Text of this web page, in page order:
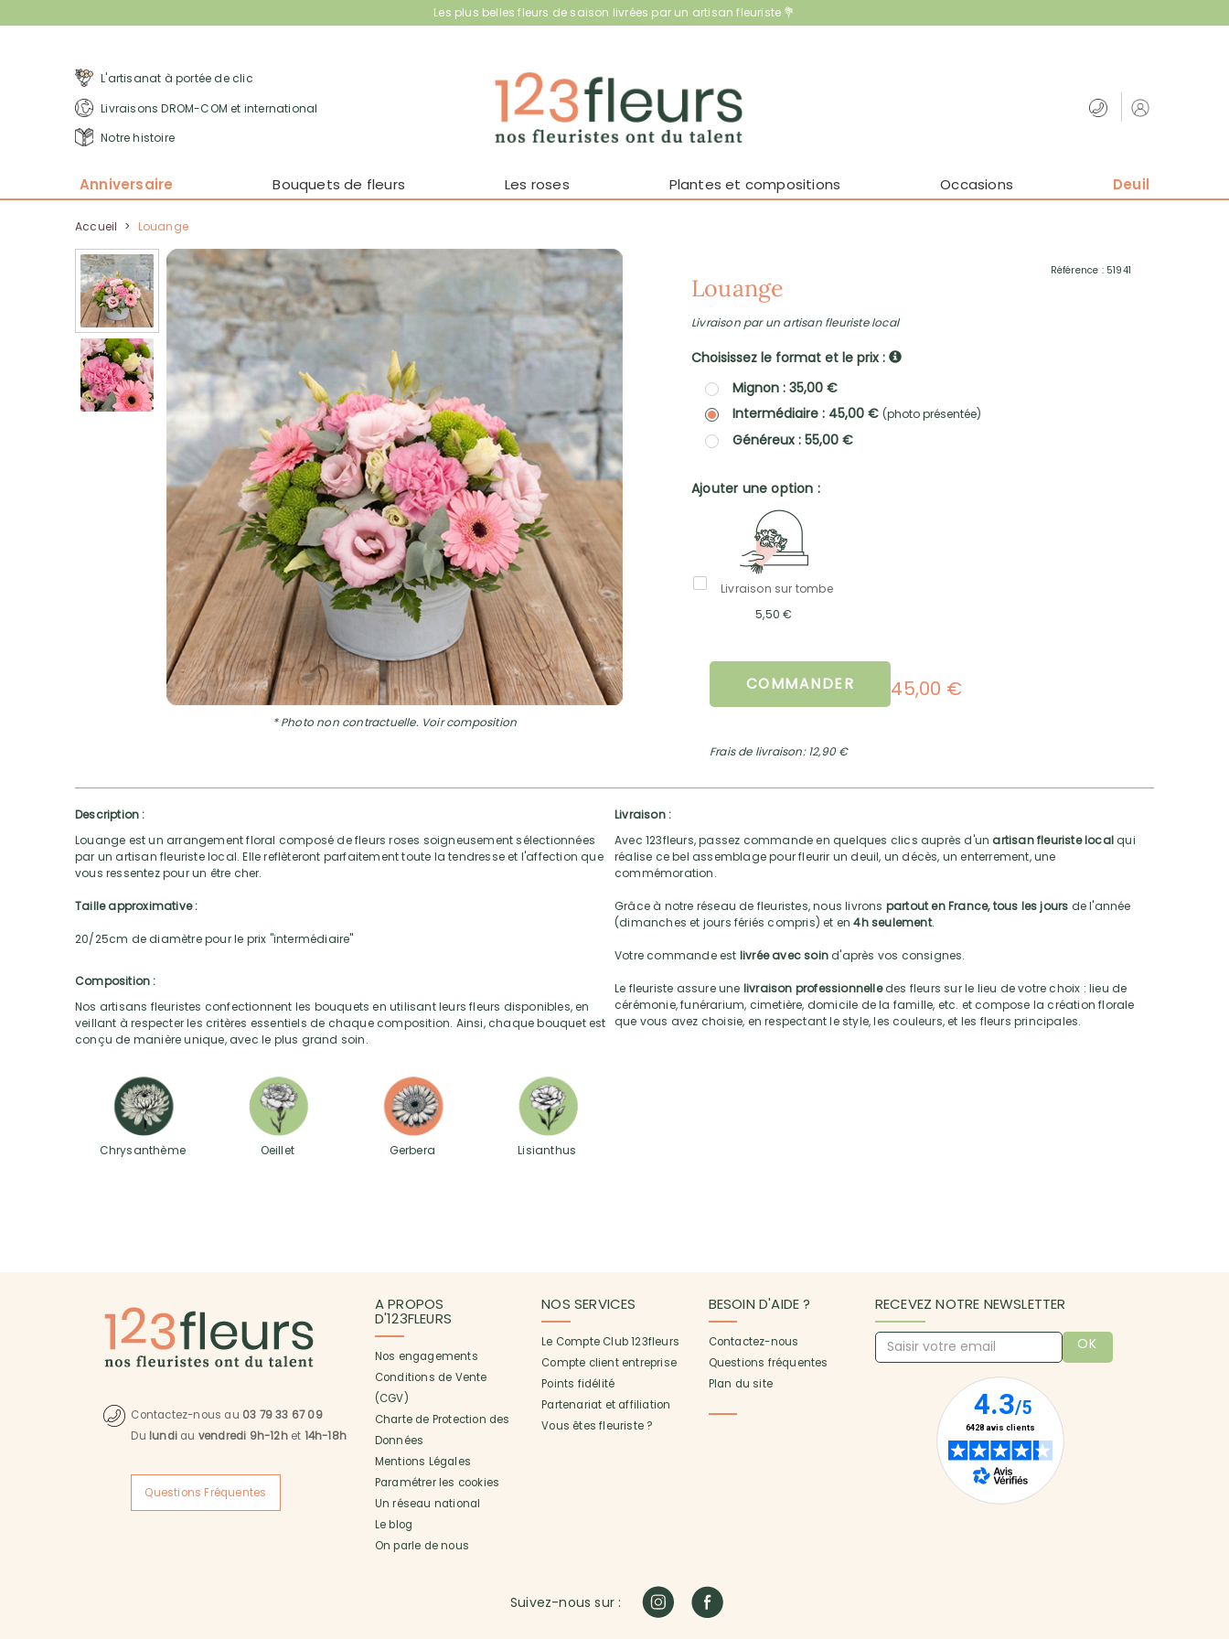
Les plus belles fleurs de saison livrées par un artisan fleuriste 💐
L'artisanat à portée de clic
Livraisons DROM-COM et international
Notre histoire
Anniversaire Bouquets de fleurs Les roses Plantes et compositions Occasions Deuil
Accueil > Louange
* Photo non contractuelle. Voir composition
Référence : 51941
Louange
Livraison par un artisan fleuriste local
Choisissez le format et le prix :
Mignon : 35,00 €
Intermédiaire : 45,00 € (photo présentée)
Généreux : 55,00 €
Ajouter une option :
Livraison sur tombe
5,50 €
COMMANDER 45,00 €
Frais de livraison: 12,90 €
Description :
Louange est un arrangement floral composé de fleurs roses soigneusement sélectionnées
par un artisan fleuriste local. Elle reflèteront parfaitement toute la tendresse et l'affection que
vous ressentez pour un être cher.
Taille approximative :
20/25cm de diamètre pour le prix "intermédiaire"
Composition :
Nos artisans fleuristes confectionnent les bouquets en utilisant leurs fleurs disponibles, en
veillant à respecter les critères essentiels de chaque composition. Ainsi, chaque bouquet est
conçu de manière unique, avec le plus grand soin.
Chrysanthème Oeillet Gerbera Lisianthus
Livraison :
Avec 123fleurs, passez commande en quelques clics auprès d'un artisan fleuriste localqui
réalise ce bel assemblage pour fleurir un deuil, un décès, un enterrement, une
commémoration.
Grâce à notre réseau de fleuristes, nous livrons partout en France, tous les jours de l'année
(dimanches et jours fériés compris) et en4h seulement.
Votre commande est livrée avec soind'après vos consignes.
Le fleuriste assure une livraison professionnelledes fleurs sur le lieu de votre choix : lieu de
cérémonie, funérarium, cimetière, domicile de la famille, etc. et compose la création florale
que vous avez choisie, en respectant le style, les couleurs, et les fleurs principales.
Contactez-nous au 03 79 33 67 09
Du lundi au vendredi 9h-12het 14h-18h
Questions Fréquentes
A PROPOS
D'123FLEURS
Nos engagements
Conditions de Vente
(CGV)
Charte de Protection des
Données
Mentions Légales
Paramétrer les cookies
Un réseau national
Le blog
On parle de nous
NOS SERVICES
Le Compte Club 123fleurs
Compte client entreprise
Points fidélité
Partenariat et affiliation
Vous êtes fleuriste ?
BESOIN D'AIDE ?
Contactez-nous
Questions fréquentes
Plan du site
RECEVEZ NOTRE NEWSLETTER
OK
Suivez-nous sur :